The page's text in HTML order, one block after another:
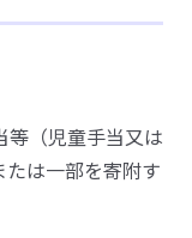
等（児童手当又は
は一部を寄附す